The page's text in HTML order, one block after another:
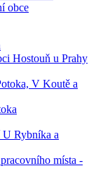
obce
Hostouň u Prahy
V Koutě a
Rybníka a
místa -